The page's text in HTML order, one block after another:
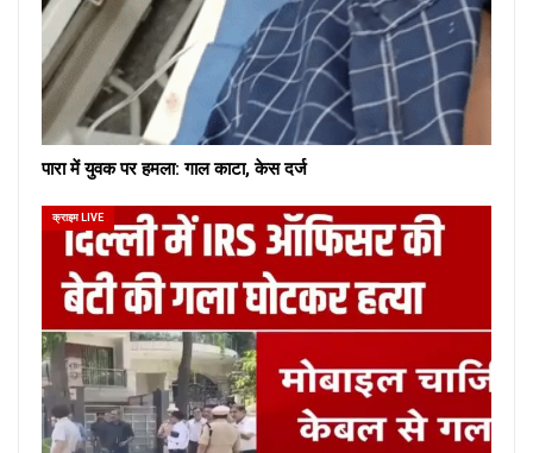
पारा में युवक पर हमला: गाल काटा, केस दर्ज
क्राइम LIVE